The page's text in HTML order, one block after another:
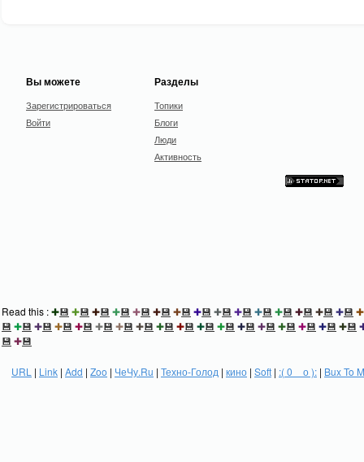
Вы можете
Зарегистрироваться
Войти
Разделы
Топики
Блоги
Люди
Активность
Read this :✚💾 ✚💾 ✚💾 ✚💾 ✚💾 ✚💾 ✚💾 ✚💾 ✚💾 ✚💾 ✚💾 ✚💾 ✚💾 ✚💾 ✚💾 ✚
💾 ✚💾 ✚💾 ✚💾 ✚💾 ✚💾 ✚💾 ✚💾 ✚💾 ✚💾 ✚💾 ✚💾 ✚💾 ✚💾 ✚💾 ✚💾 ✚💾 ✚💾
💾 ✚💾
URL | Link | Add | Zoo | ЧеЧу.Ru | Техно-Голод | кино | Soft | :( 0 _ о ): | Bux To